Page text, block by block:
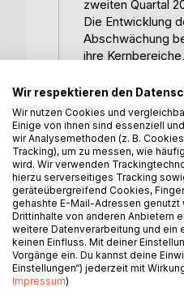
zweiten Quartal
Die Entwicklung
Abschwächung
ihre
Der hieraus und
des Themas
behandelt
Einleitend ist
Position
sieht.
Die
Gewinnen aus
Erwerbers mit
möglichen
Wir respektieren den
Wir nutzen Cookies und
Einige von ihnen sind essenziell
wir Analysemethoden (z. B.
Tracking), um zu messen, wie
wird. Wir verwenden
hierzu serverseitiges Tracking
geräteübergreifend Cookies,
gehashte E-Mail-Adressen genutzt
Drittinhalte von anderen Anbietern
weitere Datenverarbeitung und ein
keinen Einfluss. Mit deiner
Vorgänge ein. Du kannst deine
Einstellungen“) jederzeit mit
Impressum)